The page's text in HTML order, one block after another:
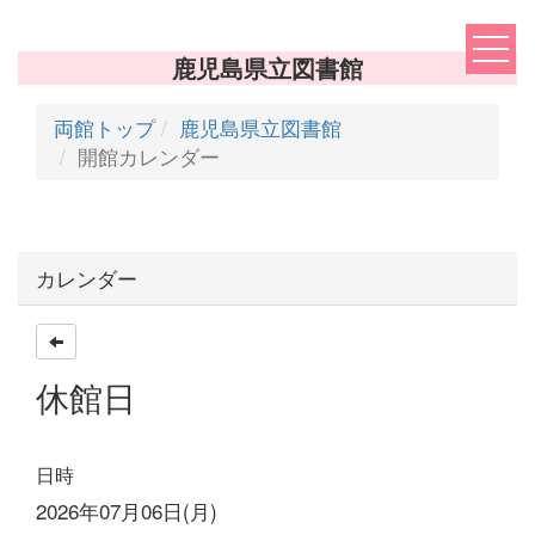
鹿児島県立図書館
両館トップ
鹿児島県立図書館
開館カレンダー
カレンダー
休館日
日時
2026年07月06日(月)